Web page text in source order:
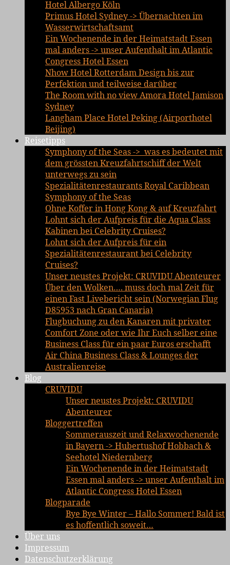
Hotel Albergo Köln
Primus Hotel Sydney -> Übernachten im
Wasserwirtschaftsamt
Ein Wochenende in der Heimatstadt Essen
mal anders -> unser Aufenthalt im Atlantic
Congress Hotel Essen
Nhow Hotel Rotterdam Design bis zur
Perfektion und teilweise darüber
The Room with no view Amora Hotel Jamison
Sydney
Langham Place Hotel Peking (Airporthotel
Beijing)
Reisetipps
Symphony of the Seas -> was es bedeutet mit
dem grössten Kreuzfahrtschiff der Welt
unterwegs zu sein
Spezialitätenrestaurants Royal Caribbean
Symphony of the Seas
Ohne Koffer in Hong Kong & auf Kreuzfahrt
Lohnt sich der Aufpreis für die Aqua Class
Kabinen bei Celebrity Cruises?
Lohnt sich der Aufpreis für ein
Spezialitätenrestaurant bei Celebrity
Cruises?
Unser neustes Projekt: CRUVIDU Abenteurer
Über den Wolken…. muss doch mal Zeit für
einen Fast Livebericht sein (Norwegian Flug
D85953 nach Gran Canaria)
Flugbuchung zu den Kanaren mit privater
Comfort Zone oder wie Ihr Euch selber eine
Business Class für ein paar Euros erschafft
Air China Business Class & Lounges der
Australienreise
Blog
CRUVIDU
Unser neustes Projekt: CRUVIDU
Abenteurer
Bloggertreffen
Sommerauszeit und Relaxwochenende
in Bayern -> Hubertushof Hobbach &
Seehotel Niedernberg
Ein Wochenende in der Heimatstadt
Essen mal anders -> unser Aufenthalt im
Atlantic Congress Hotel Essen
Blogparade
Bye Bye Winter – Hallo Sommer! Bald ist
es hoffentlich soweit…
Über uns
Impressum
Datenschutzerklärung